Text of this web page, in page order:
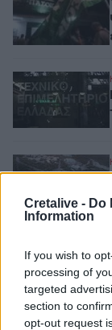
Cretalive - Do
Information
If you wish to
processing of
targeted
section to
opt-out request